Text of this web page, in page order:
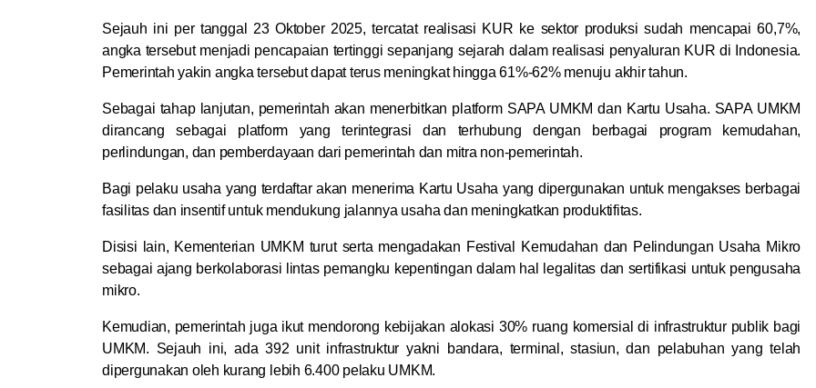
Sejauh ini per tanggal 23 Oktober 2025, tercatat realisasi KUR ke sektor produksi sudah mencapai 60,7%,
angka tersebut menjadi pencapaian tertinggi sepanjang sejarah dalam realisasi penyaluran KUR di Indonesia.
Pemerintah yakin angka tersebut dapat terus meningkat hingga 61%-62% menuju akhir tahun.
Sebagai tahap lanjutan, pemerintah akan menerbitkan platform SAPA UMKM dan Kartu Usaha. SAPA UMKM
dirancang sebagai platform yang terintegrasi dan terhubung dengan berbagai program kemudahan,
perlindungan, dan pemberdayaan dari pemerintah dan mitra non-pemerintah.
Bagi pelaku usaha yang terdaftar akan menerima Kartu Usaha yang dipergunakan untuk mengakses berbagai
fasilitas dan insentif untuk mendukung jalannya usaha dan meningkatkan produktifitas.
Disisi lain, Kementerian UMKM turut serta mengadakan Festival Kemudahan dan Pelindungan Usaha Mikro
sebagai ajang berkolaborasi lintas pemangku kepentingan dalam hal legalitas dan sertifikasi untuk pengusaha
mikro.
Kemudian, pemerintah juga ikut mendorong kebijakan alokasi 30% ruang komersial di infrastruktur publik bagi
UMKM. Sejauh ini, ada 392 unit infrastruktur yakni bandara, terminal, stasiun, dan pelabuhan yang telah
dipergunakan oleh kurang lebih 6.400 pelaku UMKM.
says: